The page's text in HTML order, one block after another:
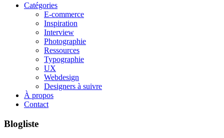
Catégories
E-commerce
Inspiration
Interview
Photographie
Ressources
Typographie
UX
Webdesign
Designers à suivre
À propos
Contact
Blogliste